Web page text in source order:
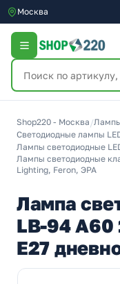
Москва
Shop220 - Москва /
Светодиодные лампы
Лампы светодиодные
Лампы светодиодные
Lighting, Feron, ЭРА
Лампа
LB-94 A60
E27